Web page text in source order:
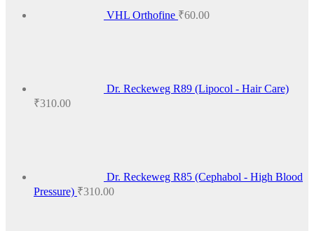
VHL Orthofine ₹60.00
Dr. Reckeweg R89 (Lipocol - Hair Care)
₹310.00
Dr. Reckeweg R85 (Cephabol - High Blood
Pressure) ₹310.00